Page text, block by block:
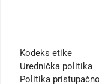
Kodeks etike
Urednička politika
Politika